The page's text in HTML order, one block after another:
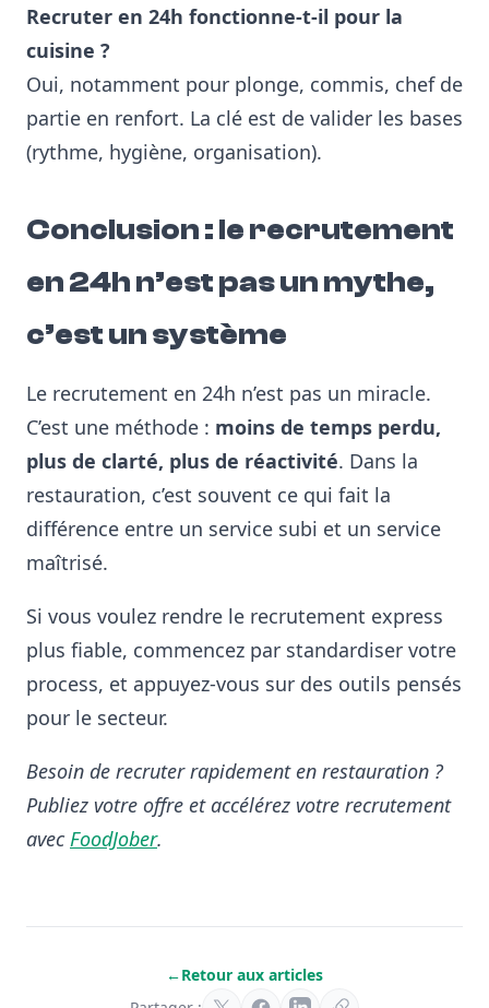
Recruter en 24h fonctionne-t-il pour la
cuisine ?
Oui, notamment pour plonge, commis, chef de
partie en renfort. La clé est de valider les bases
(rythme, hygiène, organisation).
Conclusion : le recrutement
en 24h n’est pas un mythe,
c’est un système
Le recrutement en 24h n’est pas un miracle.
C’est une méthode : moins de temps perdu,
plus de clarté, plus de réactivité. Dans la
restauration, c’est souvent ce qui fait la
différence entre un service subi et un service
maîtrisé.
Si vous voulez rendre le recrutement express
plus fiable, commencez par standardiser votre
process, et appuyez-vous sur des outils pensés
pour le secteur.
Besoin de recruter rapidement en restauration ?
Publiez votre offre et accélérez votre recrutement
avecFoodJober.
←Retour aux articles